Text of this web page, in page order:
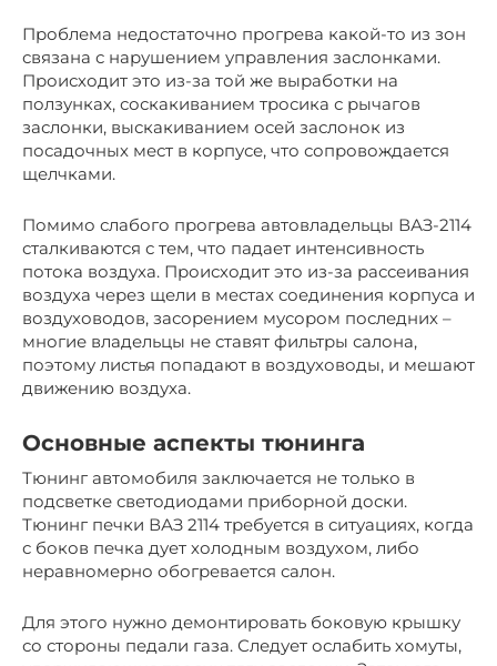
Проблема недостаточно прогрева какой-то из зон
связана с нарушением управления заслонками.
Происходит это из-за той же выработки на
ползунках, соскакиванием тросика с рычагов
заслонки, выскакиванием осей заслонок из
посадочных мест в корпусе, что сопровождается
щелчками.
Помимо слабого прогрева автовладельцы ВАЗ-2114
сталкиваются с тем, что падает интенсивность
потока воздуха. Происходит это из-за рассеивания
воздуха через щели в местах соединения корпуса и
воздуховодов, засорением мусором последних –
многие владельцы не ставят фильтры салона,
поэтому листья попадают в воздуховоды, и мешают
движению воздуха.
Основные аспекты тюнинга
Тюнинг автомобиля заключается не только в
подсветке светодиодами приборной доски.
Тюнинг печки ВАЗ 2114 требуется в ситуациях, когда
с боков печка дует холодным воздухом, либо
неравномерно обогревается салон.
Для этого нужно демонтировать боковую крышку
со стороны педали газа. Следует ослабить хомуты,